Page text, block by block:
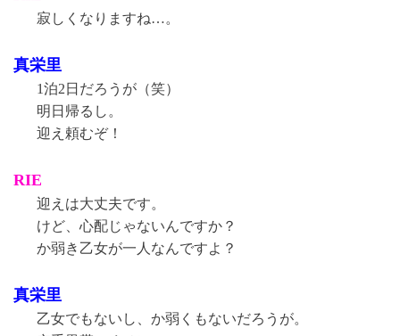
寂しくなりますね…。
真栄里
1泊2日だろうが（笑）
明日帰るし。
迎え頼むぞ！
RIE
迎えは大丈夫です。
けど、心配じゃないんですか？
か弱き乙女が一人なんですよ？
真栄里
乙女でもないし、か弱くもないだろうが。